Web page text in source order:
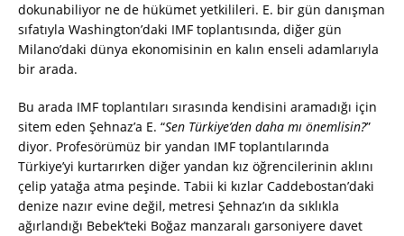
dokunabiliyor ne de hükümet yetkilileri. E. bir gün danışman
sıfatıyla Washington’daki IMF toplantısında, diğer gün
Milano’daki dünya ekonomisinin en kalın enseli adamlarıyla
bir arada.
Bu arada IMF toplantıları sırasında kendisini aramadığı için
sitem eden Şehnaz’a E. “Sen Türkiye’den daha mı önemlisin?”
diyor. Profesörümüz bir yandan IMF toplantılarında
Türkiye’yi kurtarırken diğer yandan kız öğrencilerinin aklını
çelip yatağa atma peşinde. Tabii ki kızlar Caddebostan’daki
denize nazır evine değil, metresi Şehnaz’ın da sıklıkla
ağırlandığı Bebek’teki Boğaz manzaralı garsoniyere davet